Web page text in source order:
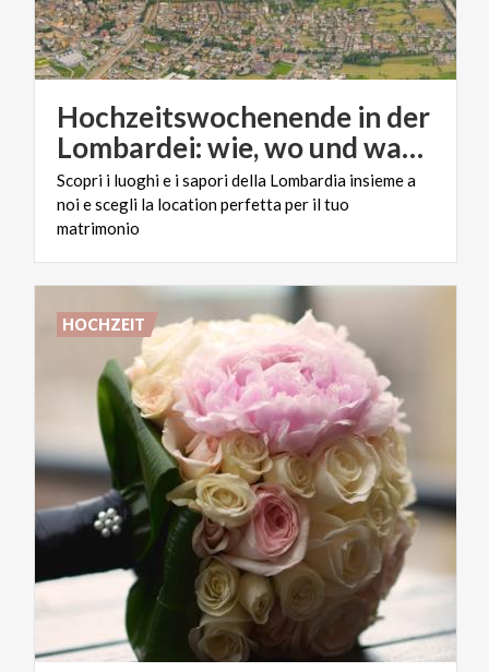
Hochzeitswochenende in der
Lombardei: wie, wo und warum
Scopri i luoghi e i sapori della Lombardia insieme a
noi e scegli la location perfetta per il tuo
matrimonio
HOCHZEIT